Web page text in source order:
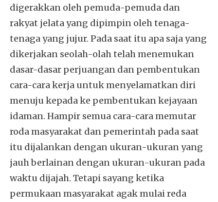
digerakkan oleh pemuda-pemuda dan
rakyat jelata yang dipimpin oleh tenaga-
tenaga yang jujur. Pada saat itu apa saja yang
dikerjakan seolah-olah telah menemukan
dasar-dasar perjuangan dan pembentukan
cara-cara kerja untuk menyelamatkan diri
menuju kepada ke pembentukan kejayaan
idaman. Hampir semua cara-cara memutar
roda masyarakat dan pemerintah pada saat
itu dijalankan dengan ukuran-ukuran yang
jauh berlainan dengan ukuran-ukuran pada
waktu dijajah. Tetapi sayang ketika
permukaan masyarakat agak mulai reda